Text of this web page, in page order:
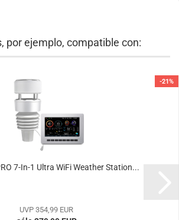
por ejemplo, compatible con:
-21%
7-In-1 Ultra WiFi Weather Station...
UVP 354,99 EUR